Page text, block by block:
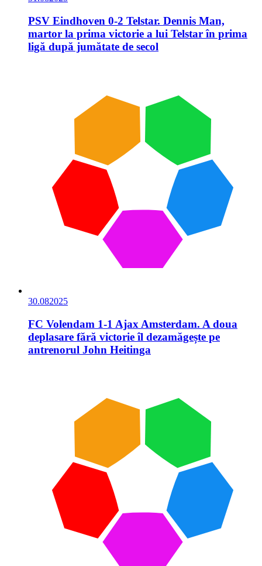
PSV Eindhoven 0-2 Telstar. Dennis Man,
martor la prima victorie a lui Telstar în prima
ligă după jumătate de secol
30.082025
FC Volendam 1-1 Ajax Amsterdam. A doua
deplasare fără victorie îl dezamăgește pe
antrenorul John Heitinga